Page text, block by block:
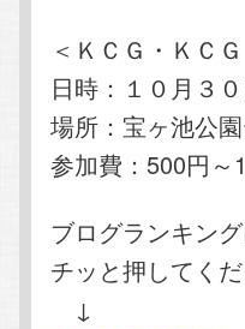
＜ＫＣＧ・ＫＣＧ
日時：１０月３
場所：宝ヶ池公
参加費：500円～
ブログランキン
チッと押してくだ
↓